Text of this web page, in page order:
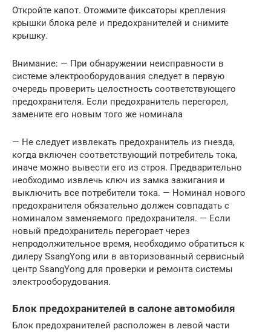
Откройте капот. Отожмите фиксаторы крепления
крышки блока реле и предохранителей и снимите
крышку.
Внимание: — При обнаружении неисправности в
системе электрооборудования следует в первую
очередь проверить целостность соответствующего
предохранителя. Если предохранитель перегорел,
замените его новым того же номинала
— Не следует извлекать предохранитель из гнезда,
когда включен соответствующий потребитель тока,
иначе можно вывести его из строя. Предварительно
необходимо извлечь ключ из замка зажигания и
выключить все потребители тока. — Номинал нового
предохранителя обязательно должен совпадать с
номиналом заменяемого предохранителя. — Если
новый предохранитель перегорает через
непродолжительное время, необходимо обратиться к
дилеру SsangYong или в авторизованный сервисный
центр SsangYong для проверки и ремонта системы
электрооборудования.
Блок предохранителей в салоне автомобиля
Блок предохранителей расположен в левой части